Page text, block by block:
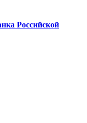
Российской